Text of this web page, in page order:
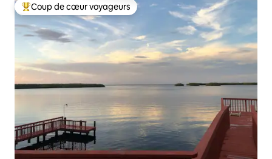
Coups de cœur voyageurs les plus appréciés
Coup de cœur voyageurs